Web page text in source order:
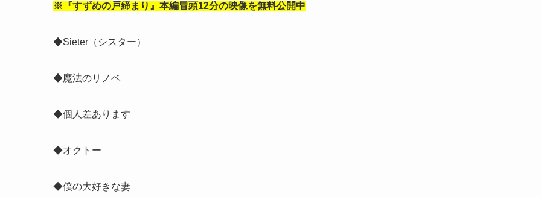
※『すずめの戸締まり』本編冒頭12分の映像を無料公開中
◆Sieter（シスター）
◆魔法のリノベ
◆個人差あります
◆オクトー
◆僕の大好きな妻